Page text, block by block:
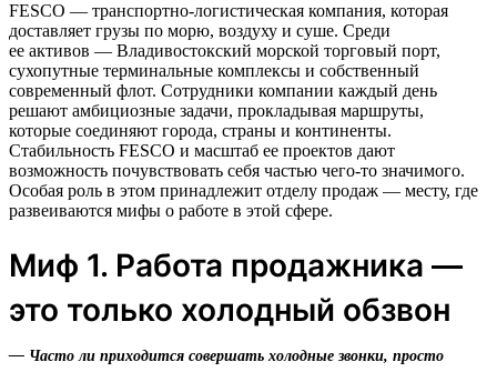
FESCO — транспортно-логистическая компания, которая
доставляет грузы по морю, воздуху и суше. Среди
ее активов — Владивостокский морской торговый порт,
сухопутные терминальные комплексы и собственный
современный флот. Сотрудники компании каждый день
решают амбициозные задачи, прокладывая маршруты,
которые соединяют города, страны и континенты.
Стабильность FESCO и масштаб ее проектов дают
возможность почувствовать себя частью чего-то значимого.
Особая роль в этом принадлежит отделу продаж — месту, где
развеиваются мифы о работе в этой сфере.
Миф 1. Работа продажника —
это только холодный обзвон
— Часто ли приходится совершать холодные звонки, просто